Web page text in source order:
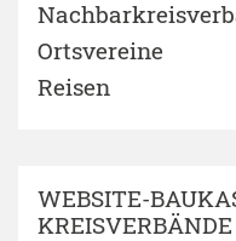
Ortsvereine
Reisen
WEBSITE-